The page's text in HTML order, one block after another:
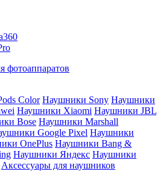
фотоаппаратов
Color Наушники Sony Наушники
Наушники Xiaomi Наушники JBL
Bose Наушники Marshall
Google Pixel Наушники
OnePlus Наушники Bang &
Наушники Яндекс Наушники
Аксессуары для наушников